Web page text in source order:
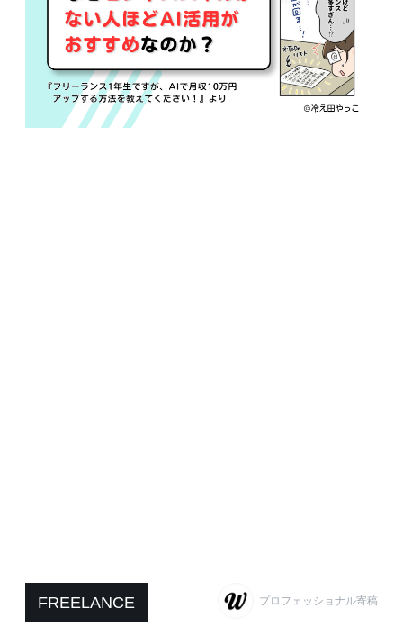
FREELANCE プロフェッショナル寄稿